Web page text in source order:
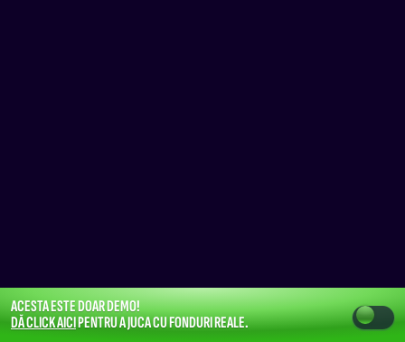
ACESTA ESTE DOAR DEMO!
DĂ CLICK AICIPENTRU A JUCA CU FONDURI REALE.